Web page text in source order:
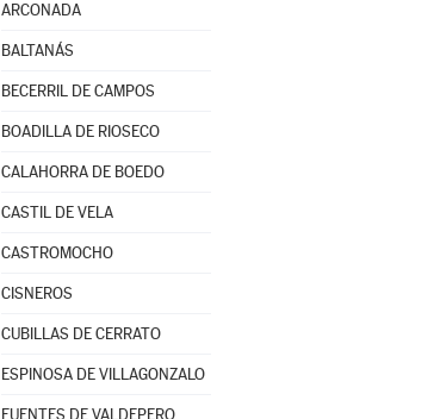
ARCONADA
BALTANÁS
BECERRIL DE CAMPOS
BOADILLA DE RIOSECO
CALAHORRA DE BOEDO
CASTIL DE VELA
CASTROMOCHO
CISNEROS
CUBILLAS DE CERRATO
ESPINOSA DE VILLAGONZALO
FUENTES DE VALDEPERO